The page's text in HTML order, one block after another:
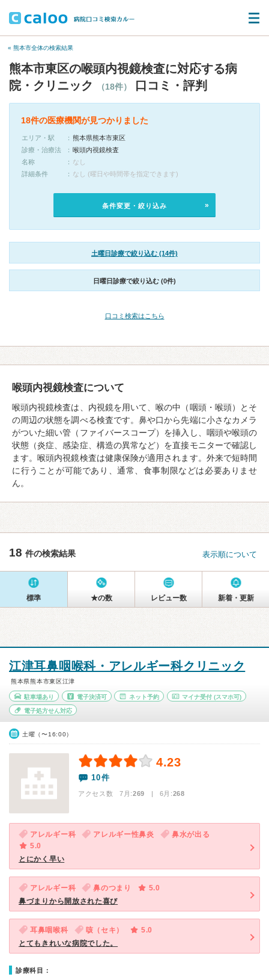
« 熊本市全体の検索結果
熊本市東区の喉頭内視鏡検査に対応する病
院・クリニック
（18件） 口コミ・評判
18件の医療機関が見つかりました
エリア・駅
熊本県熊本市東区
診療・治療法
喉頭内視鏡検査
名称
なし
詳細条件
なし (曜日や時間帯を指定できます)
条件変更・絞り込み
土曜日診療で絞り込む (14件)
日曜日診療で絞り込む (0件)
口コミ検索はこちら
喉頭内視鏡検査について
喉頭内視鏡検査は、内視鏡を用いて、喉の中（咽頭・喉頭）とそ
の周辺の状態を調べる検査です。鼻や口から先端に小さなカメラ
がついた細い管（ファイバースコープ）を挿入し、咽頭や喉頭の
状態（炎症、感染症、構造の異常など）を直接モニターで確認し
ます。喉頭内視鏡検査は健康保険が適用されます。外来で短時間
に行うことが可能であり、通常、食事制限などは必要ありませ
ん。
18 件の検索結果 表示順について
標準 ★の数 レビュー数 新着・更新
江津耳鼻咽喉科・アレルギー科クリニック
熊本県熊本市東区江津
駐車場あり 電子決済可 ネット予約 マイナ受付 (スマホ可)
電子処方せん対応
土曜（〜16:00）
4.23
10件
アクセス数 7月:269 | 6月:268
アレルギー科 アレルギー性鼻炎
鼻水が出る
5.0
とにかく早い
アレルギー科 鼻のつまり
5.0
鼻づまりから開放された喜び
耳鼻咽喉科 咳（セキ）
5.0
とてもきれいな病院でした。
診療科目：